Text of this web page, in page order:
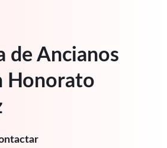
de Ancianos
Honorato